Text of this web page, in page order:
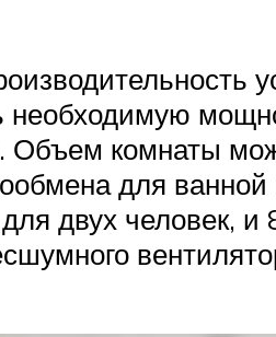
необходимую
Объем комнаты
для
двух человек, и